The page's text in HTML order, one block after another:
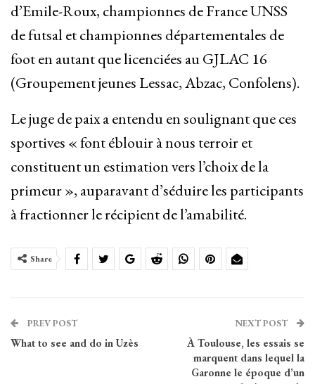
d’Emile-Roux, championnes de France UNSS
de futsal et championnes départementales de
foot en autant que licenciées au GJLAC 16
(Groupement jeunes Lessac, Abzac, Confolens).
Le juge de paix a entendu en soulignant que ces
sportives « font éblouir à nous terroir et
constituent un estimation vers l’choix de la
primeur », auparavant d’séduire les participants
à fractionner le récipient de l’amabilité.
Share
PREV POST
What to see and do in Uzès
NEXT POST
À Toulouse, les essais se
marquent dans lequel la
Garonne le époque d’un